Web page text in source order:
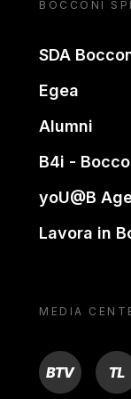
BOCCONI
SDA
Egea
Alumni
B4i -
yoU@B
Lavora in
MEDIA
BTV TL